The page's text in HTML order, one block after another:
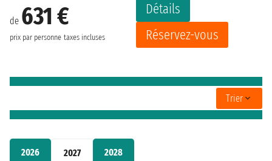
2026 2027 2028
de 631 €
prix par personne taxes incluses
Détails
Réservez-vous
Trier